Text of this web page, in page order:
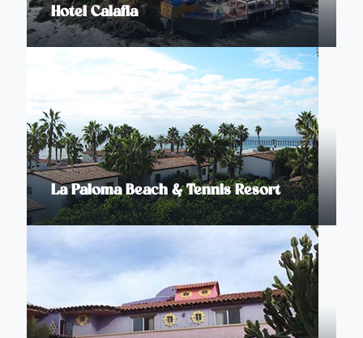
Hotel Calafia
La Paloma Beach & Tennis Resort